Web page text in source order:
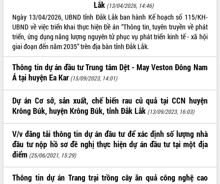
HỆ THỐNG VĂN BẢN
VĂN BẢN HĐND TỈNH
ĐIỂM TIN VĂN BẢN
QUY HOẠCH - KẾ HOẠCH
Lắk (13/04/2026, 14:46)
Ngày 13/04/2026, UBND tỉnh Đắk Lắk ban hành Kế hoạch số 115/KH-
UBND về việc triển khai thực hiện Đề án “Thông tin, tuyên truyền về phát
triển, ứng dụng năng lượng nguyên tử phục vụ phát triển kinh tế - xã hội
giai đoạn đến năm 2035” trên địa bàn tỉnh Đắk Lắk.
Thông tin dự án đầu tư Trung tâm Dệt - May Veston Đông Nam
Á tại huyện Ea Kar (15/09/2023, 14:01)
Dự án Cơ sở, sản xuất, chế biến rau củ quả tại CCN huyện
Krông Búk, huyện Krông Búk, tỉnh Đắk Lắk (13/09/2023, 16:03)
V/v đăng tải thông tin dự án đầu tư để xác định số lượng nhà
đầu tư nộp hồ sơ đề nghị thực hiện dự án đầu tư tại một địa
điểm (25/06/2021, 15:29)
Thông tin dự án Trang trại trồng cây ăn quả công nghệ cao